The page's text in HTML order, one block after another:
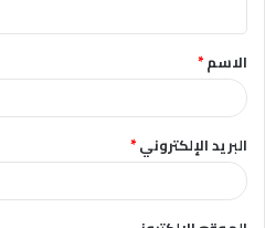
ق
*الاسم*
البريد الإلكتروني*